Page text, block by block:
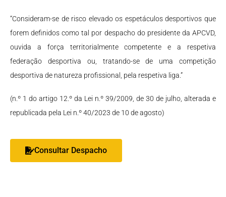
“Consideram-se de risco elevado os espetáculos desportivos que
forem definidos como tal por despacho do presidente da APCVD,
ouvida a força territorialmente competente e a respetiva
federação desportiva ou, tratando-se de uma competição
desportiva de natureza profissional, pela respetiva liga.”
(n.º 1 do artigo 12.º da Lei n.º 39/2009, de 30 de julho, alterada e
republicada pela Lei n.º 40/2023 de 10 de agosto)
Consultar Despacho